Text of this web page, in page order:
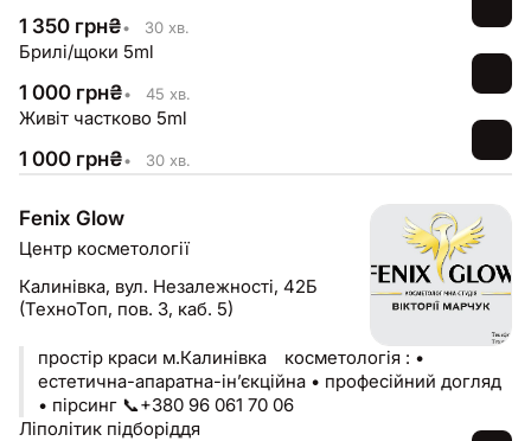
1 350 грн₴• 30 хв.
Брилі/щоки 5ml
1 000 грн₴• 45 хв.
Живіт частково 5ml
1 000 грн₴• 30 хв.
Fenix Glow
Центр косметології
Калинівка, вул. Незалежності, 42Б
(ТехноТоп, пов. 3, каб. 5)
простір краси м.Калинівка ⠀косметологія : •
естетична-апаратна-інʼєкційна • професійний догляд
• пірсинг 📞+380 96 061 70 06
Ліполітик підборіддя